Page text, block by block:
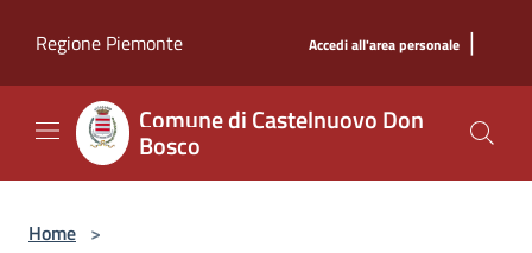
Regione Piemonte
Accedi all'area personale |
Comune di Castelnuovo Don
Bosco
Home >